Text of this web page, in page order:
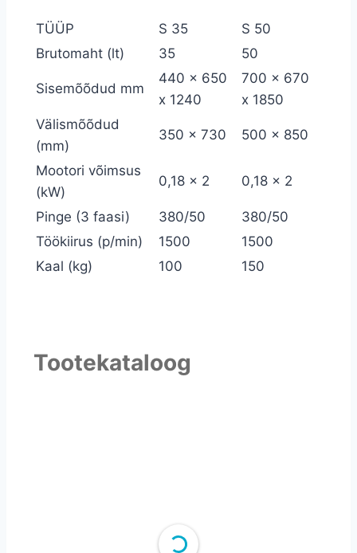
TÜÜP S 35
S 50
Brutomaht (lt)
35 50
Sisemõõdud mm
440 x 650
x 1240
700 x 670
x 1850
Välismõõdud
(mm)
350 x 730 500 x 850
Mootori võimsus
(kW)
0,18 x 2 0,18 x 2
Pinge (3 faasi) 380/50
380/50
Töökiirus (p/min)
1500
1500
Kaal (kg)
100 150
Tootekataloog